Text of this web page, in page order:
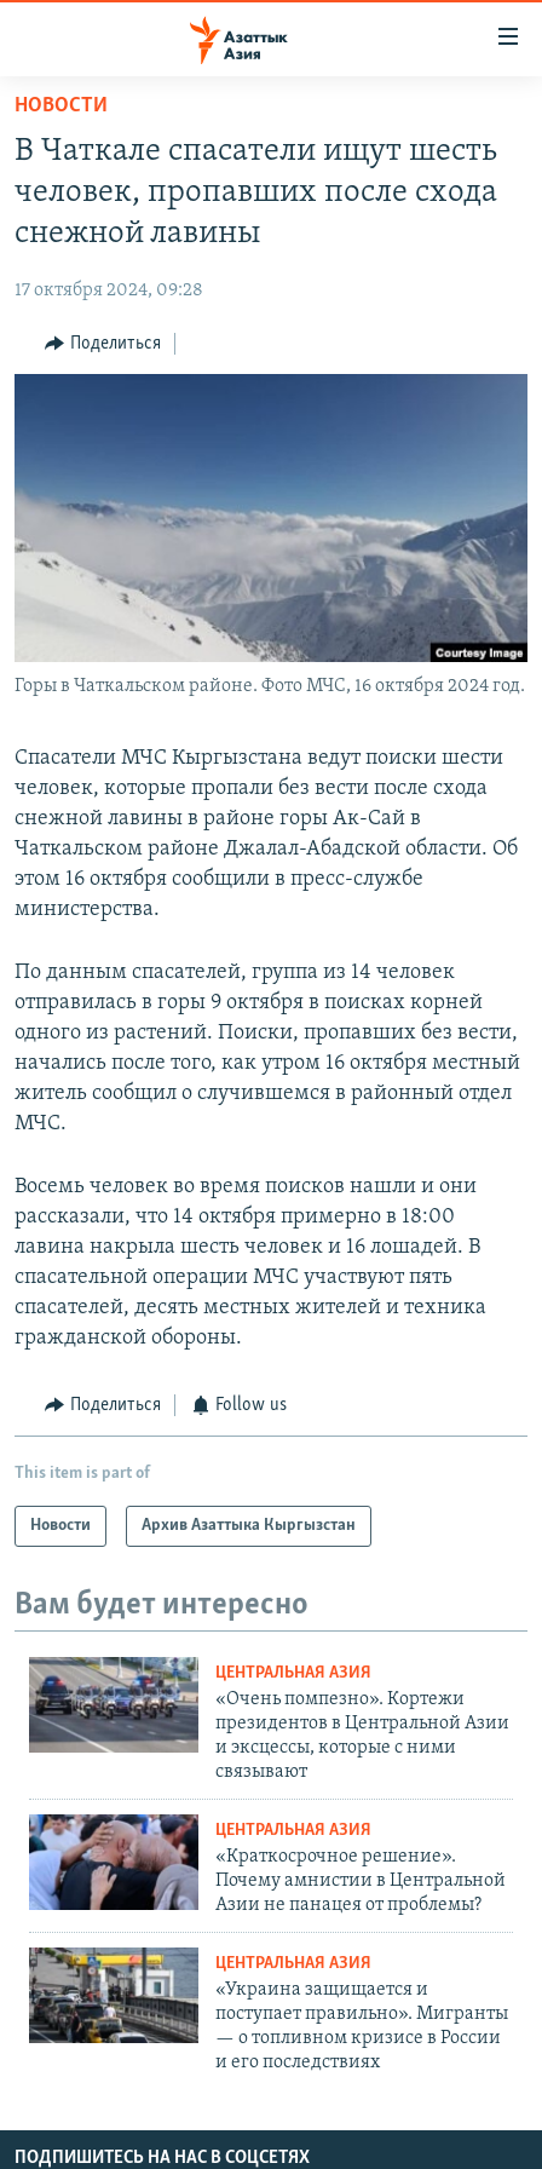
Вернуться
основному
содержанию
главной
навигации
Вернутся
КЫРГЫЗСТАН
ТАДЖИКИСТАН
ВОЙНА В УКРАИНЕ
ҚАЗАҚША
КЫРГЫЗЧА
НОВОСТИ
В Чаткале спасатели ищут шесть
человек, пропавших после схода
снежной лавины
17 октября 2024, 09:28
Поделиться
Горы в Чаткальском районе. Фото МЧС, 16 октября 2024 год.
Спасатели МЧС Кыргызстана ведут поиски шести
человек, которые пропали без вести после схода
снежной лавины в районе горы Ак-Сай в
Чаткальском районе Джалал-Абадской области. Об
этом 16 октября сообщили в пресс-службе
министерства.
По данным спасателей, группа из 14 человек
отправилась в горы 9 октября в поисках корней
одного из растений. Поиски, пропавших без вести,
начались после того, как утром 16 октября местный
житель сообщил о случившемся в районный отдел
МЧС.
Восемь человек во время поисков нашли и они
рассказали, что 14 октября примерно в 18:00
лавина накрыла шесть человек и 16 лошадей. В
спасательной операции МЧС участвуют пять
спасателей, десять местных жителей и техника
гражданской обороны.
Поделиться Follow us
This item is part of
Новости Архив Азаттыка Кыргызстан
Вам будет интересно
ЦЕНТРАЛЬНАЯ АЗИЯ
«Очень помпезно». Кортежи
президентов в Центральной Азии
и эксцессы, которые с ними
связывают
ЦЕНТРАЛЬНАЯ АЗИЯ
«Краткосрочное решение».
Почему амнистии в Центральной
Азии не панацея от проблемы?
ЦЕНТРАЛЬНАЯ АЗИЯ
«Украина защищается и
поступает правильно». Мигранты
— о топливном кризисе в России
и его последствиях
ПОДПИШИТЕСЬ НА НАС В СОЦСЕТЯХ